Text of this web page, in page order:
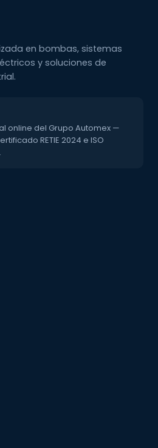
en bombas, sistemas
y soluciones de
online del Grupo Automex —
RETIE 2024 e ISO